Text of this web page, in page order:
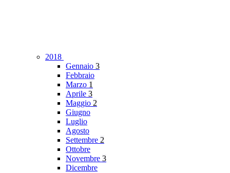
2018
Gennaio 3
Febbraio
Marzo 1
Aprile 3
Maggio 2
Giugno
Luglio
Agosto
Settembre 2
Ottobre
Novembre 3
Dicembre